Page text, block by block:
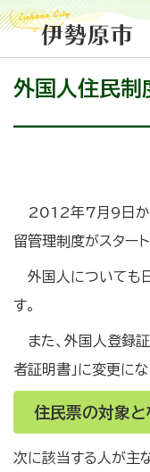
外国人住民制
2012年7月9日か
留管理制度がスタート
外国人についても
す。
また、外国人登録
者証明書」に変更にな
住民票の対象
次に該当する人が主